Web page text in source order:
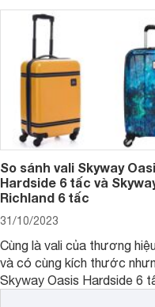
So sánh vali Skyway
Hardside 6 tấc và
Richland 6 tấc
31/10/2023
Cùng là vali của thương
và có cùng kích thước
Skyway Oasis Hardside 6